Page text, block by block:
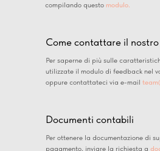
compilando questo modulo.
Come contattare il
Per saperne di più sulle
utilizzate il modulo di feedback nel
oppure contattateci via e-mail
Documenti contabili
Per ottenere la documentazione di
pagamento, inviare la richiesta a